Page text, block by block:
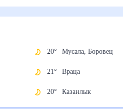
20° Мусала, Боровец
21° Враца
20° Казанлык